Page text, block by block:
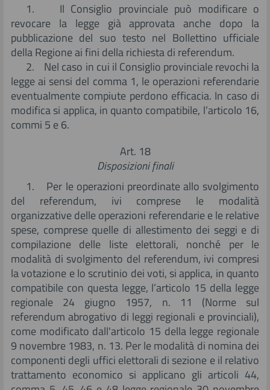
1. Il Consiglio provinciale può modificare o
revocare la legge già approvata anche dopo la
pubblicazione del suo testo nel Bollettino ufficiale
della Regione ai fini della richiesta di referendum.
2. Nel caso in cui il Consiglio provinciale revochi la
legge ai sensi del comma 1, le operazioni referendarie
eventualmente compiute perdono efficacia. In caso di
modifica si applica, in quanto compatibile, l’articolo 16,
commi 5 e 6.
Art. 18
Disposizioni finali
1. Per le operazioni preordinate allo svolgimento
del referendum, ivi comprese le modalità
organizzative delle operazioni referendarie e le relative
spese, comprese quelle di allestimento dei seggi e di
compilazione delle liste elettorali, nonché per le
modalità di svolgimento del referendum, ivi compresi
la votazione e lo scrutinio dei voti, si applica, in quanto
compatibile con questa legge, l’articolo 15 della legge
regionale 24 giugno 1957, n. 11 (Norme sul
referendum abrogativo di leggi regionali e provinciali),
come modificato dall'articolo 15 della legge regionale
9 novembre 1983, n. 13. Per le modalità di nomina dei
componenti degli uffici elettorali di sezione e il relativo
trattamento economico si applicano gli articoli 44,